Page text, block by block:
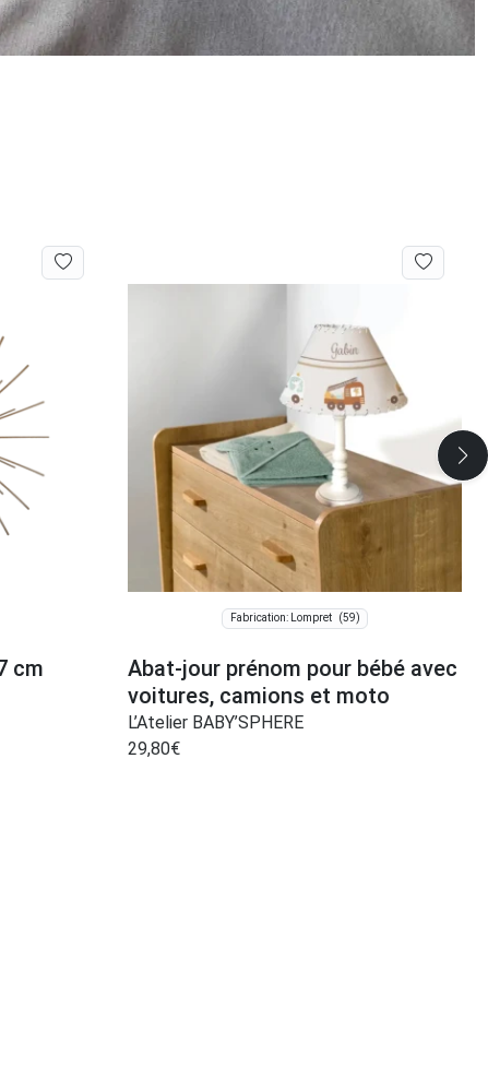
cm
Fabrication: Lompret (59)
Abat-jour prénom pour bébé avec
voitures, camions et moto
L’Atelier BABY’SPHERE
29,80€